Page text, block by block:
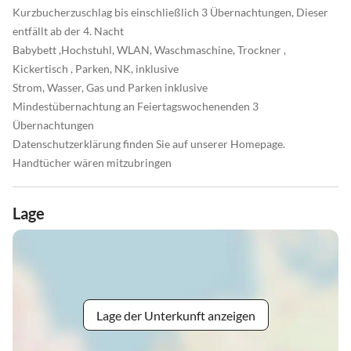
Kurzbucherzuschlag bis einschließlich 3 Übernachtungen, Dieser
entfällt ab der 4. Nacht
Babybett ,Hochstuhl, WLAN, Waschmaschine, Trockner ,
Kickertisch , Parken, NK, inklusive
Strom, Wasser, Gas und Parken inklusive
Mindestübernachtung an Feiertagswochenenden 3
Übernachtungen
Datenschutzerklärung finden Sie auf unserer Homepage.
Handtücher wären mitzubringen
Lage
Lage der Unterkunft anzeigen